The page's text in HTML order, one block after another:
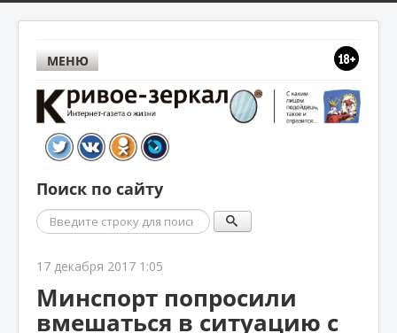
МЕНЮ
Поиск по сайту
Поиск
17 декабря 2017 1:05
Минспорт попросили
вмешаться в ситуацию с